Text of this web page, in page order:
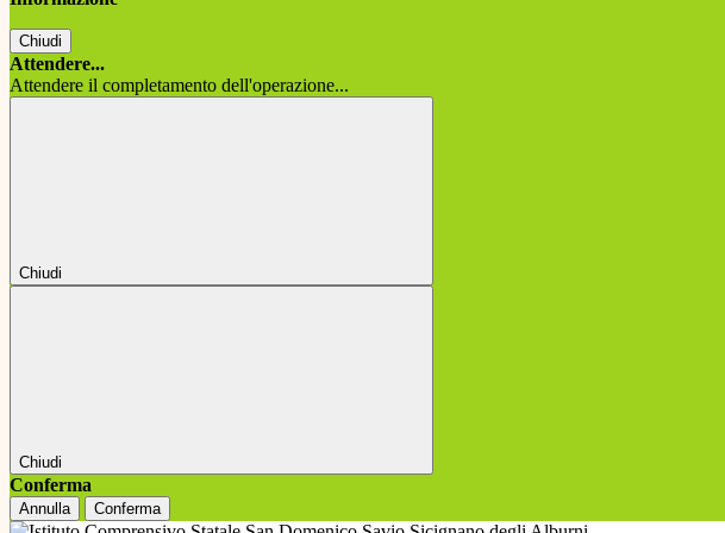
Chiudi
Attendere...
Attendere il completamento dell'operazione...
Chiudi
Chiudi
Conferma
Annulla Conferma